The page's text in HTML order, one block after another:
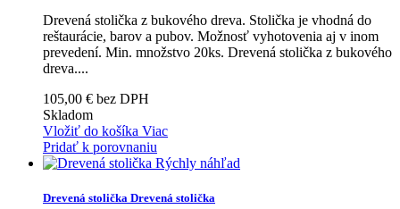
Drevená stolička z bukového dreva. Stolička je vhodná do
reštaurácie, barov a pubov. Možnosť vyhotovenia aj v inom
prevedení. Min. množstvo 20ks. Drevená stolička z bukového
dreva....
105,00 € bez DPH
Skladom
Vložiť do košíka Viac
Pridať k porovnaniu
Rýchly náhľad
Drevená stolička Drevená stolička